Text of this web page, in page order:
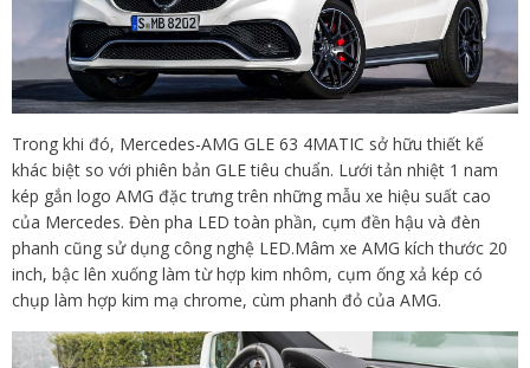
Trong khi đó, Mercedes-AMG GLE 63 4MATIC sở hữu thiết kế
khác biệt so với phiên bản GLE tiêu chuẩn. Lưới tản nhiệt 1 nam
kép gắn logo AMG đặc trưng trên những mẫu xe hiệu suất cao
của Mercedes. Đèn pha LED toàn phần, cụm đền hậu và đèn
phanh cũng sử dụng công nghệ LED.Mâm xe AMG kích thước 20
inch, bậc lên xuống làm từ hợp kim nhôm, cụm ống xả kép có
chụp làm hợp kim mạ chrome, cùm phanh đỏ của AMG.